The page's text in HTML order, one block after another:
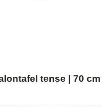
tense | 70 cm